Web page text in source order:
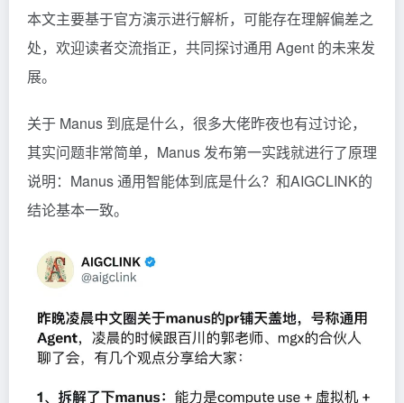
本文主要基于官方演示进行解析，可能存在理解偏差之
处，欢迎读者交流指正，共同探讨通用 Agent 的未来发
展。
关于 Manus 到底是什么，很多大佬昨夜也有过讨论，
其实问题非常简单，Manus 发布第一实践就进行了原理
说明： Manus 通用智能体到底是什么？ 和AIGCLINK的
结论基本一致。